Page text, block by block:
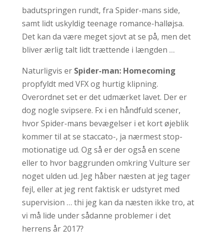
badutspringen rundt, fra Spider-mans side,
samt lidt uskyldig teenage romance-halløjsa.
Det kan da være meget sjovt at se på, men det
bliver ærlig talt lidt trættende i længden …
Naturligvis er Spider-man: Homecoming
propfyldt med VFX og hurtig klipning.
Overordnet set er det udmærket lavet. Der er
dog nogle svipsere. Fx i en håndfuld scener,
hvor Spider-mans bevægelser i et kort øjeblik
kommer til at se staccato-, ja nærmest stop-
motionatige ud. Og så er der også en scene
eller to hvor baggrunden omkring Vulture ser
noget ulden ud. Jeg håber næsten at jeg tager
fejl, eller at jeg rent faktisk er udstyret med
supervision … thi jeg kan da næsten ikke tro, at
vi må lide under sådanne problemer i det
herrens år 2017?